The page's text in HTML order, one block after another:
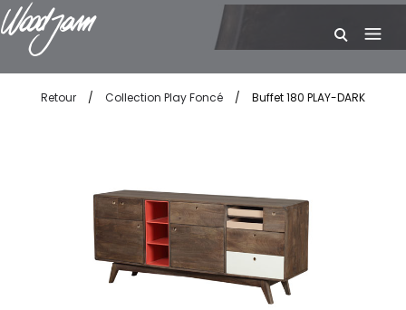
W
Retour / Collection Play Foncé / Buffet 180 PLAY-DARK